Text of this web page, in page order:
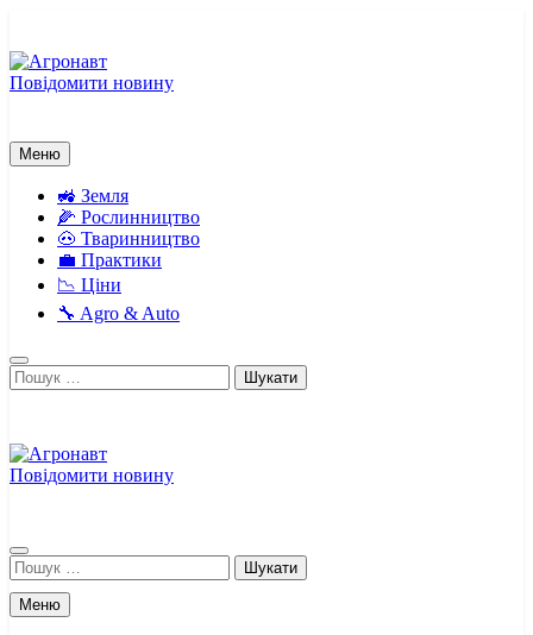
вмісту
Повідомити новину
Меню
🚜 Земля
🌽 Рослинництво
🐽 Тваринництво
💼 Практики
📉 Ціни
🔧 Agro & Auto
Пошук:
Повідомити новину
Пошук:
Меню